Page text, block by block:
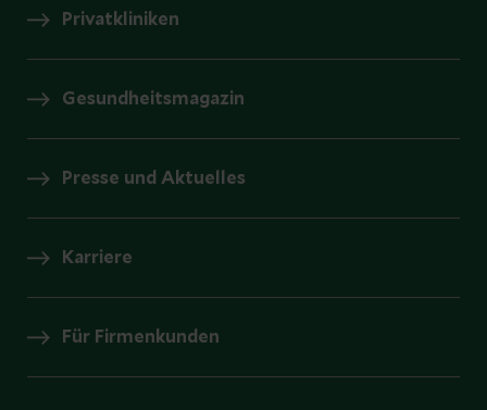
Privatkliniken
Gesundheitsmagazin
Presse und Aktuelles
Karriere
Für Firmenkunden